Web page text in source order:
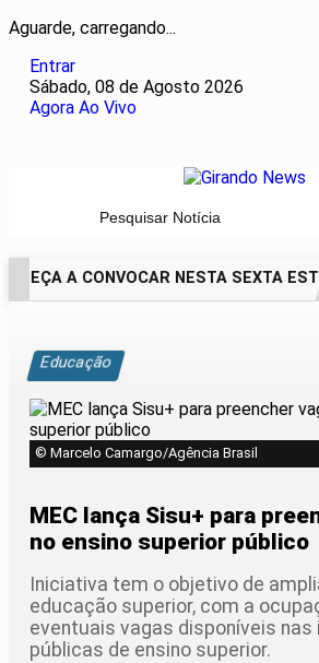
Aguarde, carregando...
Entrar
Sábado, 08 de Agosto 2026
Agora Ao Vivo
Pesquisar Notícia
A CONVOCAR NESTA SEXTA
Educação
© Marcelo Camargo/Agência Brasil
MEC lança Sisu+ para
no ensino superior público
Iniciativa tem o objetivo de
educação superior, com a
eventuais vagas disponíveis
públicas de ensino superior.